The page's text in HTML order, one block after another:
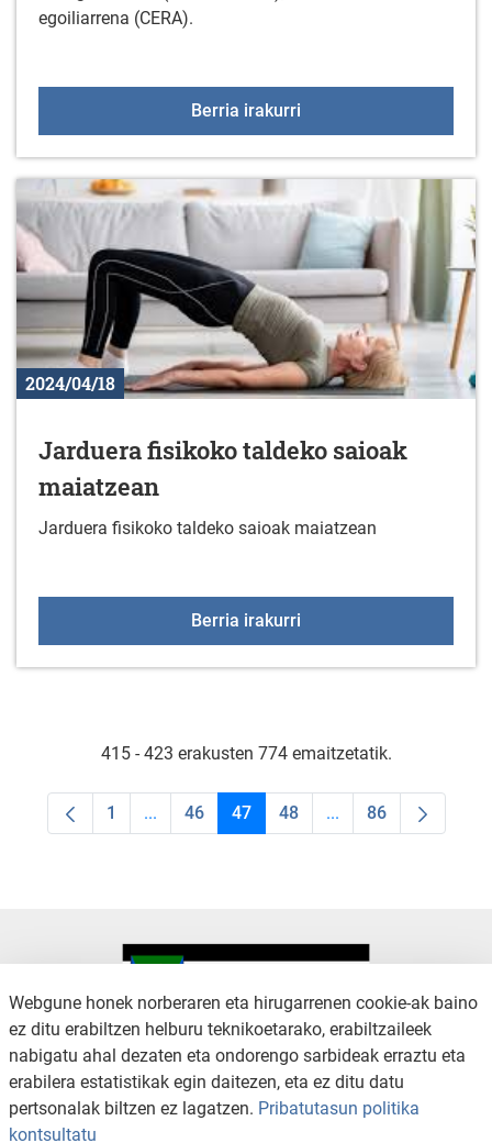
egoiliarrena (CERA).
Berria irakurri
2024/04/18
Jarduera fisikoko taldeko saioak
maiatzean
Jarduera fisikoko taldeko saioak maiatzean
Berria irakurri
415 - 423 erakusten 774 emaitzetatik.
Orrialdea
1 ...Intermediate Pages Use TAB to navigate.
Orrialdea
46 Orrialdea
47 Orrialdea
48 ...Intermediate Pages
Orrialdea
86
KONTAKTUA
LEGE OHARRA
SALAKETA KANALA
PRIBATUTASUN POLITIKA
Webgune honek norberaren eta hirugarrenen cookie-ak baino
ez ditu erabiltzen helburu teknikoetarako, erabiltzaileek
nabigatu ahal dezaten eta ondorengo sarbideak erraztu eta
erabilera estatistikak egin daitezen, eta ez ditu datu
pertsonalak biltzen ez lagatzen. Pribatutasun politika
kontsultatu